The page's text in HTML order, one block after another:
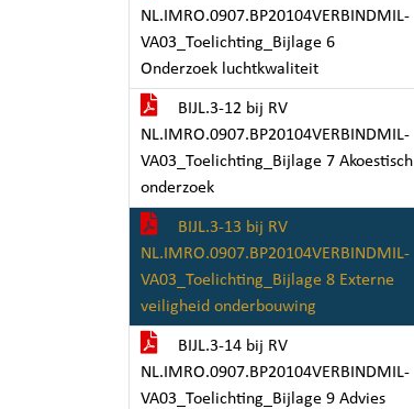
NL.IMRO.0907.BP20104VERBINDMIL-
VA03_Toelichting_Bijlage 6
Onderzoek luchtkwaliteit
BIJL.3-12 bij RV
NL.IMRO.0907.BP20104VERBINDMIL-
VA03_Toelichting_Bijlage 7 Akoestisch
onderzoek
BIJL.3-13 bij RV
NL.IMRO.0907.BP20104VERBINDMIL-
VA03_Toelichting_Bijlage 8 Externe
veiligheid onderbouwing
BIJL.3-14 bij RV
NL.IMRO.0907.BP20104VERBINDMIL-
VA03_Toelichting_Bijlage 9 Advies